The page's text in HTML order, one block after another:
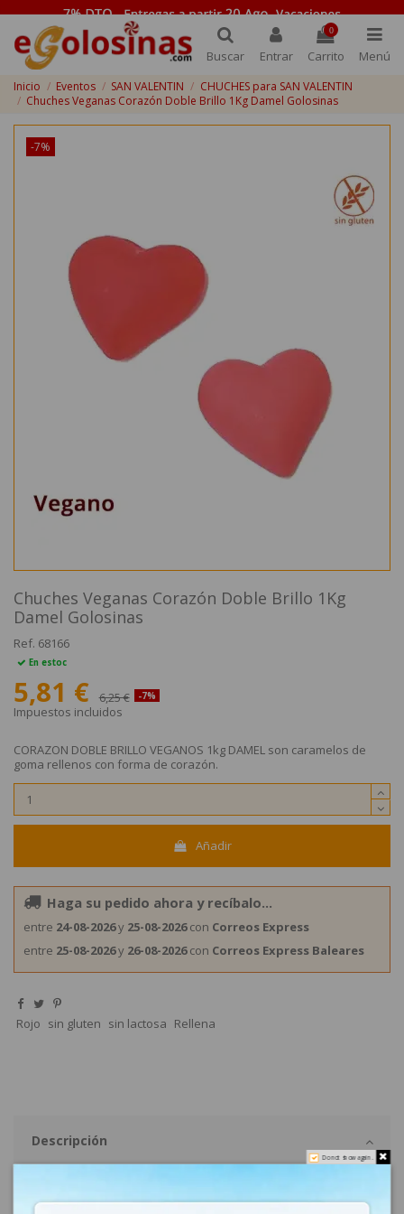
Buscar Entrar
0
Carrito Menú
Inicio Eventos SAN VALENTIN
CHUCHES para SAN VALENTIN
Chuches Veganas Corazón Doble Brillo 1Kg Damel Golosinas
-7%
Chuches Veganas Corazón Doble Brillo 1Kg
Damel Golosinas
Ref. 68166
En estoc
5,81 € 6,25 € -7%
Impuestos incluidos
CORAZON DOBLE BRILLO VEGANOS 1kg DAMEL son caramelos de
goma rellenos con forma de corazón.
Añadir
Haga su pedido ahora y recíbalo...
entre 24-08-2026y 25-08-2026con Correos Express
entre 25-08-2026y 26-08-2026con Correos Express Baleares
Rojo sin gluten sin lactosa Rellena
Descripción
Do not show again.